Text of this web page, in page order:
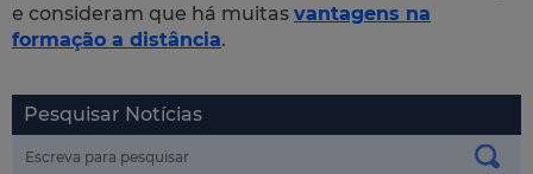
e consideram que há muitas vantagens na
formação a distância.
Pesquisar Notícias